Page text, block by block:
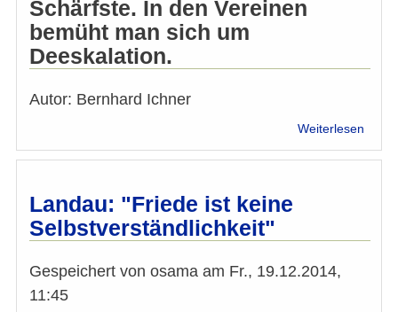
Schärfste. In den Vereinen
bemüht man sich um
Deeskalation.
Autor: Bernhard Ichner
Weiterlesen
war
Landau: "Friede ist keine
Selbstverständlichkeit"
Gespeichert von osama am Fr., 19.12.2014,
11:45